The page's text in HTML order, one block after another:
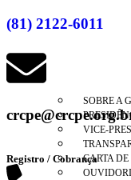
SOBRE A
VICE-
CARTA
(81) 2122-6011
Registro / Cobrança